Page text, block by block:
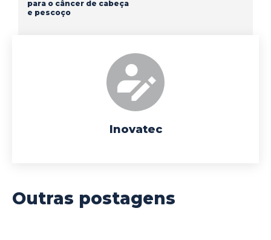
para o câncer de cabeça
e pescoço
Inovatec
Outras postagens